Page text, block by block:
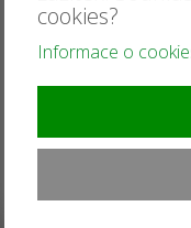
svým
čas a
Adopční
Cedulka s
cookies?
Informace o